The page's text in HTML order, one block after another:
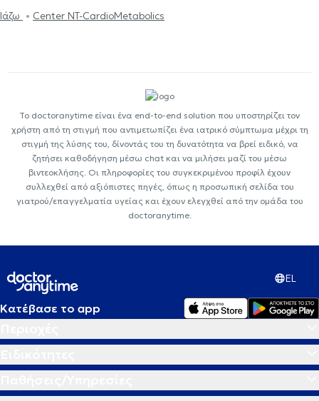
Ιάζω
Center NT-CardioMetabolics
Το doctoranytime είναι ένα end-to-end solution που υποστηρίζει τον
χρήστη από τη στιγμή που αντιμετωπίζει ένα ιατρικό σύμπτωμα μέχρι τη
στιγμή της λύσης του, δίνοντάς του τη δυνατότητα να βρεί ειδικό, να
ζητήσει καθοδήγηση μέσω chat και να μιλήσει μαζί του μέσω
βιντεοκλήσης. Οι πληροφορίες του συγκεκριμένου προφίλ έχουν
συλλεχθεί από αξιόπιστες πηγές, όπως η προσωπική σελίδα του
γιατρού/επαγγελματία υγείας και έχουν ελεγχθεί από την ομάδα του
doctoranytime.
EL
Κατέβασε το app